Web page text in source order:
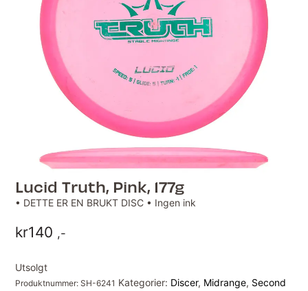
Lucid Truth, Pink, 177g
• DETTE ER EN BRUKT DISC • Ingen ink
kr140 ,-
Utsolgt
Produktnummer:SH-6241 Kategorier: Discer, Midrange, Second